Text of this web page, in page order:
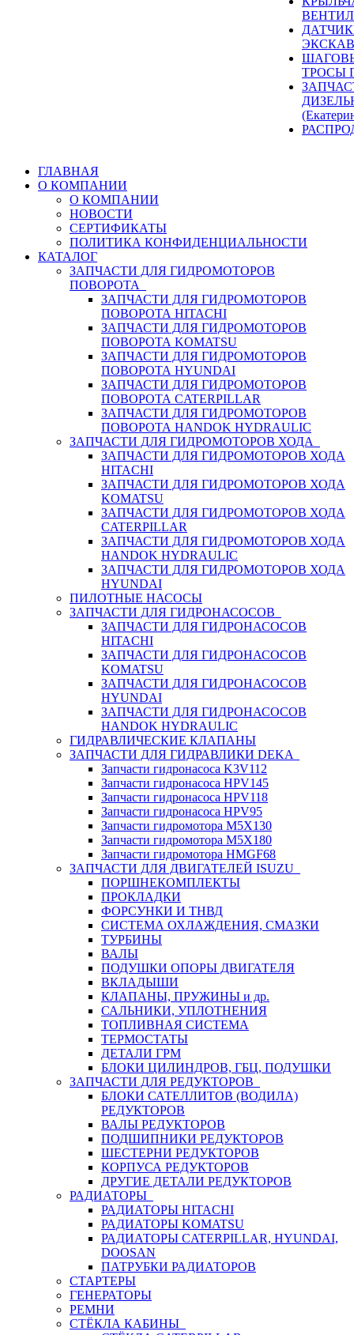
ТРОСЫ
ГЛАВНАЯ
О КОМПАНИИ
О КОМПАНИИ
НОВОСТИ
СЕРТИФИКАТЫ
ПОЛИТИКА КОНФИДЕНЦИАЛЬНОСТИ
КАТАЛОГ
ЗАПЧАСТИ ДЛЯ ГИДРОМОТОРОВ
ПОВОРОТА
ЗАПЧАСТИ ДЛЯ ГИДРОМОТОРОВ
ПОВОРОТА HITACHI
ЗАПЧАСТИ ДЛЯ ГИДРОМОТОРОВ
ПОВОРОТА KOMATSU
ЗАПЧАСТИ ДЛЯ ГИДРОМОТОРОВ
ПОВОРОТА HYUNDAI
ЗАПЧАСТИ ДЛЯ ГИДРОМОТОРОВ
ПОВОРОТА CATERPILLAR
ЗАПЧАСТИ ДЛЯ ГИДРОМОТОРОВ
ПОВОРОТА HANDOK HYDRAULIC
ЗАПЧАСТИ ДЛЯ ГИДРОМОТОРОВ ХОДА
ЗАПЧАСТИ ДЛЯ ГИДРОМОТОРОВ ХОДА
HITACHI
ЗАПЧАСТИ ДЛЯ ГИДРОМОТОРОВ ХОДА
KOMATSU
ЗАПЧАСТИ ДЛЯ ГИДРОМОТОРОВ ХОДА
CATERPILLAR
ЗАПЧАСТИ ДЛЯ ГИДРОМОТОРОВ ХОДА
HANDOK HYDRAULIC
ЗАПЧАСТИ ДЛЯ ГИДРОМОТОРОВ ХОДА
HYUNDAI
ПИЛОТНЫЕ НАСОСЫ
ЗАПЧАСТИ ДЛЯ ГИДРОНАСОСОВ
ЗАПЧАСТИ ДЛЯ ГИДРОНАСОСОВ
HITACHI
ЗАПЧАСТИ ДЛЯ ГИДРОНАСОСОВ
KOMATSU
ЗАПЧАСТИ ДЛЯ ГИДРОНАСОСОВ
HYUNDAI
ЗАПЧАСТИ ДЛЯ ГИДРОНАСОСОВ
HANDOK HYDRAULIC
ГИДРАВЛИЧЕСКИЕ КЛАПАНЫ
ЗАПЧАСТИ ДЛЯ ГИДРАВЛИКИ DEKA
Запчасти гидронасоса K3V112
Запчасти гидронасоса HPV145
Запчасти гидронасоса HPV118
Запчасти гидронасоса HPV95
Запчасти гидромотора M5X130
Запчасти гидромотора M5X180
Запчасти гидромотора HMGF68
ЗАПЧАСТИ ДЛЯ ДВИГАТЕЛЕЙ ISUZU
ПОРШНЕКОМПЛЕКТЫ
ПРОКЛАДКИ
ФОРСУНКИ И ТНВД
СИСТЕМА ОХЛАЖДЕНИЯ, СМАЗКИ
ТУРБИНЫ
ВАЛЫ
ПОДУШКИ ОПОРЫ ДВИГАТЕЛЯ
ВКЛАДЫШИ
КЛАПАНЫ, ПРУЖИНЫ и др.
САЛЬНИКИ, УПЛОТНЕНИЯ
ТОПЛИВНАЯ СИСТЕМА
ТЕРМОСТАТЫ
ДЕТАЛИ ГРМ
БЛОКИ ЦИЛИНДРОВ, ГБЦ, ПОДУШКИ
ЗАПЧАСТИ ДЛЯ РЕДУКТОРОВ
БЛОКИ САТЕЛЛИТОВ (ВОДИЛА)
РЕДУКТОРОВ
ВАЛЫ РЕДУКТОРОВ
ПОДШИПНИКИ РЕДУКТОРОВ
ШЕСТЕРНИ РЕДУКТОРОВ
КОРПУСА РЕДУКТОРОВ
ДРУГИЕ ДЕТАЛИ РЕДУКТОРОВ
РАДИАТОРЫ
РАДИАТОРЫ HITACHI
РАДИАТОРЫ KOMATSU
РАДИАТОРЫ CATERPILLAR, HYUNDAI,
DOOSAN
ПАТРУБКИ РАДИАТОРОВ
СТАРТЕРЫ
ГЕНЕРАТОРЫ
РЕМНИ
СТЁКЛА КАБИНЫ